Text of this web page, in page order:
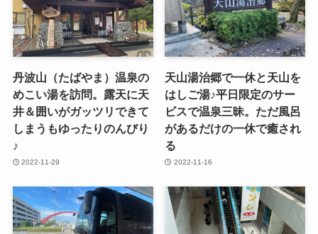
丹波山（たばやま）温泉の
めこい湯を訪問。露天に天
井＆囲いがガッツリできて
しまうもゆったりのんびり
♪
2022-11-29
天山湯治郷で一休と天山を
はしご湯♪平日限定のサー
ビスで温泉三昧。ただ風呂
があるだけの一休で癒され
る
2022-11-16